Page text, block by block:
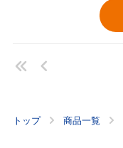
トップ 商品一覧